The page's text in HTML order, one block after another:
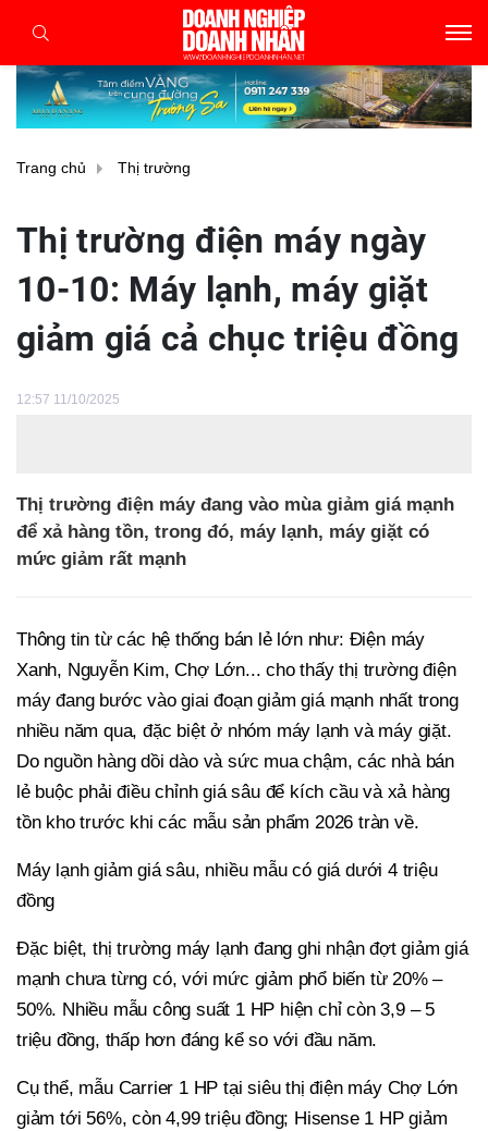
Trang chủ Thị trường
Thị trường điện máy ngày
10-10: Máy lạnh, máy giặt
giảm giá cả chục triệu đồng
12:57 11/10/2025
Thị trường điện máy đang vào mùa giảm giá mạnh
để xả hàng tồn, trong đó, máy lạnh, máy giặt có
mức giảm rất mạnh
Thông tin từ các hệ thống bán lẻ lớn như: Điện máy
Xanh, Nguyễn Kim, Chợ Lớn... cho thấy thị trường điện
máy đang bước vào giai đoạn giảm giá mạnh nhất trong
nhiều năm qua, đặc biệt ở nhóm máy lạnh và máy giặt.
Do nguồn hàng dồi dào và sức mua chậm, các nhà bán
lẻ buộc phải điều chỉnh giá sâu để kích cầu và xả hàng
tồn kho trước khi các mẫu sản phẩm 2026 tràn về.
Máy lạnh giảm giá sâu, nhiều mẫu có giá dưới 4 triệu
đồng
Đặc biệt, thị trường máy lạnh đang ghi nhận đợt giảm giá
mạnh chưa từng có, với mức giảm phổ biến từ 20% –
50%. Nhiều mẫu công suất 1 HP hiện chỉ còn 3,9 – 5
triệu đồng, thấp hơn đáng kể so với đầu năm.
Cụ thể, mẫu Carrier 1 HP tại siêu thị điện máy Chợ Lớn
giảm tới 56%, còn 4,99 triệu đồng; Hisense 1 HP giảm